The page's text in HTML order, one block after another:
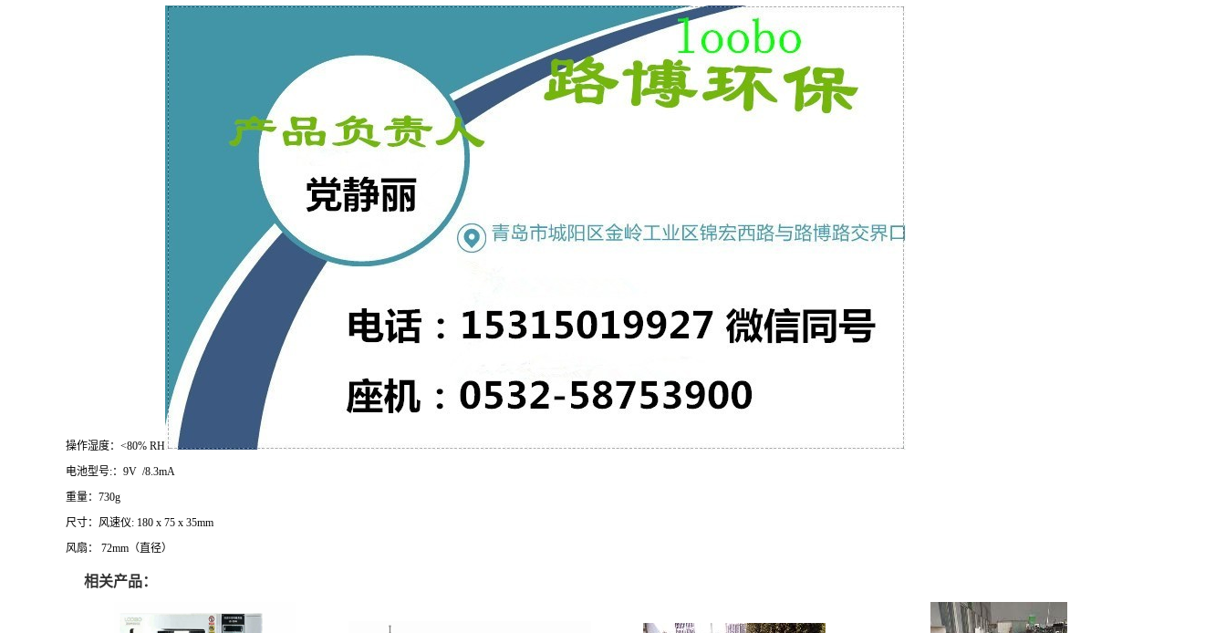
操作湿度：<80% RH
电池型号:：9V /8.3mA
重量：730g
尺寸：风速仪: 180 x 75 x 35mm
风扇： 72mm（直径）
相关产品：